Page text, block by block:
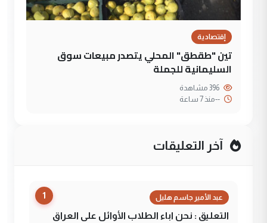
إقتصادية
تين "طقطق" المحلي يتصدر مبيعات سوق
السليمانية للجملة
--منذ 7 ساعة
آخر التعليقات
1 عبد الأمير جاسم هليل
التعليق : نحن اباء الطلاب الأوائل على العراق